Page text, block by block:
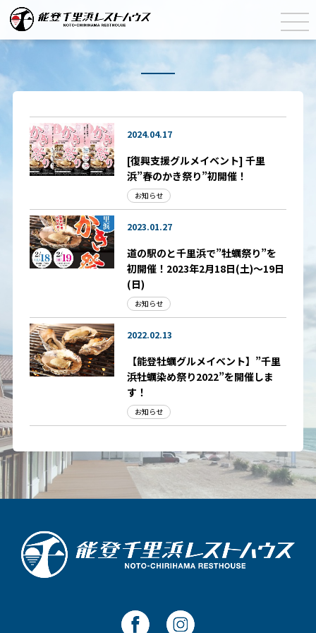
2024.04.17
[復興支援グルメイベント] 千里
浜”春のかき祭り”初開催！
お知らせ
2023.01.27
道の駅のと千里浜で”牡蠣祭り”を
初開催！2023年2月18日(土)～19日
(日)
お知らせ
2022.02.13
【能登牡蠣グルメイベント】”千里
浜牡蠣染め祭り2022”を開催しま
す！
お知らせ